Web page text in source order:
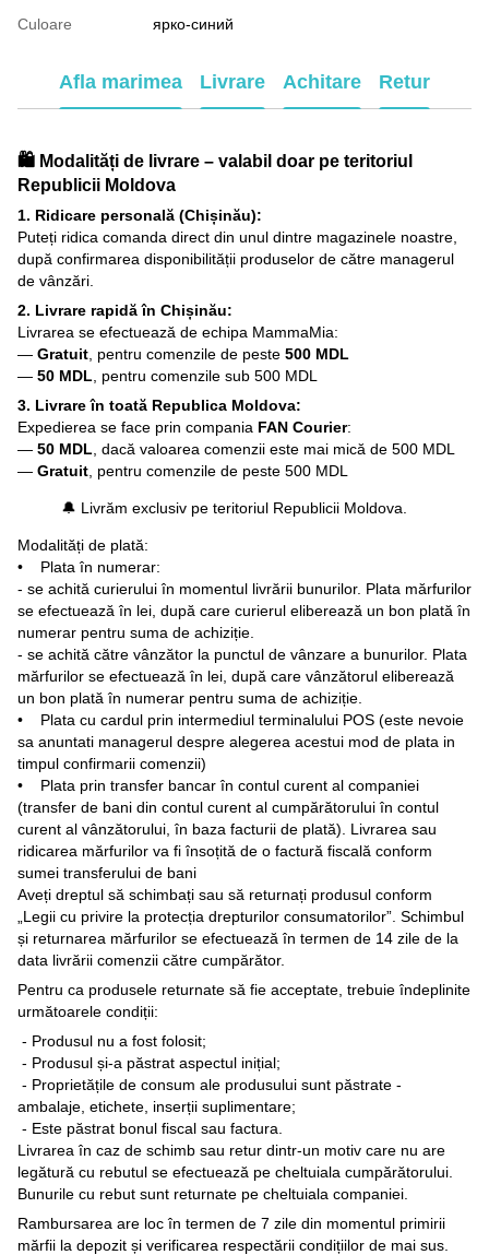
Culoare ярко-синий
Afla marimea Livrare Achitare Retur
🛍️ Modalități de livrare – valabil doar pe teritoriul
Republicii Moldova
1. Ridicare personală (Chișinău):
Puteți ridica comanda direct din unul dintre magazinele noastre,
după confirmarea disponibilității produselor de către managerul
de vânzări.
2. Livrare rapidă în Chișinău:
Livrarea se efectuează de echipa MammaMia:
— Gratuit , pentru comenzile de peste 500 MDL
— 50 MDL , pentru comenzile sub 500 MDL
3. Livrare în toată Republica Moldova:
Expedierea se face prin compania FAN Courier:
— 50 MDL , dacă valoarea comenzii este mai mică de 500 MDL
— Gratuit , pentru comenzile de peste 500 MDL
🔔 Livrăm exclusiv pe teritoriul Republicii Moldova.
Modalități de plată:
• Plata în numerar:
- se achită curierului în momentul livrării bunurilor. Plata mărfurilor
se efectuează în lei, după care curierul eliberează un bon plată în
numerar pentru suma de achiziție.
- se achită către vânzător la punctul de vânzare a bunurilor. Plata
mărfurilor se efectuează în lei, după care vânzătorul eliberează
un bon plată în numerar pentru suma de achiziție.
• Plata cu cardul prin intermediul terminalului POS (este nevoie
sa anuntati managerul despre alegerea acestui mod de plata in
timpul confirmarii comenzii)
• Plata prin transfer bancar în contul curent al companiei
(transfer de bani din contul curent al cumpărătorului în contul
curent al vânzătorului, în baza facturii de plată). Livrarea sau
ridicarea mărfurilor va fi însoțită de o factură fiscală conform
sumei transferului de bani
Aveți dreptul să schimbați sau să returnați produsul conform
„Legii cu privire la protecția drepturilor consumatorilor”. Schimbul
și returnarea mărfurilor se efectuează în termen de 14 zile de la
data livrării comenzii către cumpărător.
Pentru ca produsele returnate să fie acceptate, trebuie îndeplinite
următoarele condiții:
- Produsul nu a fost folosit;
- Produsul și-a păstrat aspectul inițial;
- Proprietățile de consum ale produsului sunt păstrate -
ambalaje, etichete, inserții suplimentare;
- Este păstrat bonul fiscal sau factura.
Livrarea în caz de schimb sau retur dintr-un motiv care nu are
legătură cu rebutul se efectuează pe cheltuiala cumpărătorului.
Bunurile cu rebut sunt returnate pe cheltuiala companiei.
Rambursarea are loc în termen de 7 zile din momentul primirii
mărfii la depozit și verificarea respectării condițiilor de mai sus.